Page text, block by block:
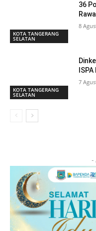
KOTA TANGERANG
SELATAN
36
8
KOTA TANGERANG
SELATAN
7
-